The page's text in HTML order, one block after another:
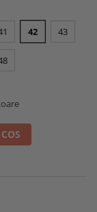
42 43